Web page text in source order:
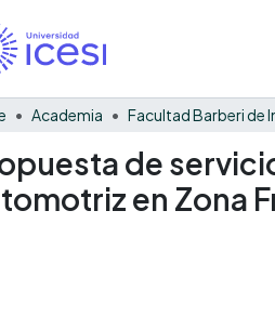
Academia
de
en Zona